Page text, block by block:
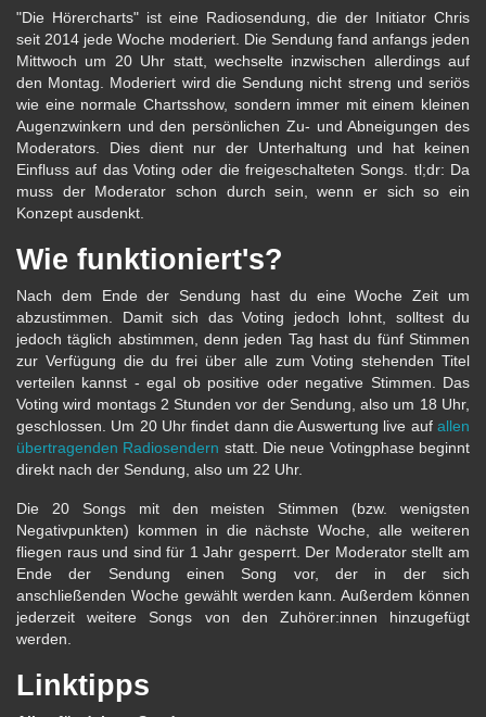
"Die Hörercharts" ist eine Radiosendung, die der Initiator Chris
seit 2014 jede Woche moderiert. Die Sendung fand anfangs jeden
Mittwoch um 20 Uhr statt, wechselte inzwischen allerdings auf
den Montag. Moderiert wird die Sendung nicht streng und seriös
wie eine normale Chartsshow, sondern immer mit einem kleinen
Augenzwinkern und den persönlichen Zu- und Abneigungen des
Moderators. Dies dient nur der Unterhaltung und hat keinen
Einfluss auf das Voting oder die freigeschalteten Songs. tl;dr: Da
muss der Moderator schon durch sein, wenn er sich so ein
Konzept ausdenkt.
Wie funktioniert's?
Nach dem Ende der Sendung hast du eine Woche Zeit um
abzustimmen. Damit sich das Voting jedoch lohnt, solltest du
jedoch täglich abstimmen, denn jeden Tag hast du fünf Stimmen
zur Verfügung die du frei über alle zum Voting stehenden Titel
verteilen kannst - egal ob positive oder negative Stimmen. Das
Voting wird montags 2 Stunden vor der Sendung, also um 18 Uhr,
geschlossen. Um 20 Uhr findet dann die Auswertung live auf allen
übertragenden Radiosendern statt. Die neue Votingphase beginnt
direkt nach der Sendung, also um 22 Uhr.
Die 20 Songs mit den meisten Stimmen (bzw. wenigsten
Negativpunkten) kommen in die nächste Woche, alle weiteren
fliegen raus und sind für 1 Jahr gesperrt. Der Moderator stellt am
Ende der Sendung einen Song vor, der in der sich
anschließenden Woche gewählt werden kann. Außerdem können
jederzeit weitere Songs von den Zuhörer:innen hinzugefügt
werden.
Linktipps